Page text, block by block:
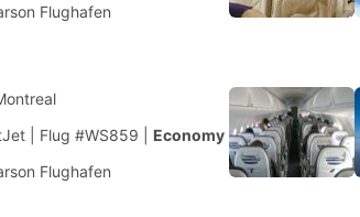
Flughafen
Flug #WS859 Economy
Flughafen